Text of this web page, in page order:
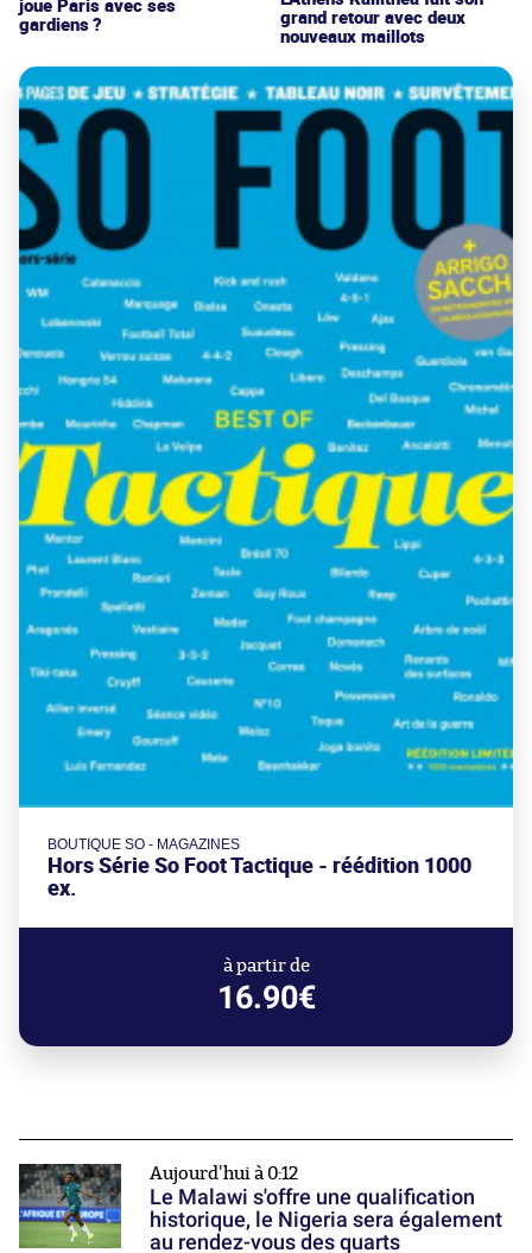
gardiens ?
grand retour avec deux
nouveaux maillots
BOUTIQUE SO - MAGAZINES
Hors Série So Foot Tactique - réédition 1000
ex.
à partir de
16.90€
Aujourd'hui à 0:12
Le Malawi s'offre une qualification
historique, le Nigeria sera également
au rendez-vous des quarts